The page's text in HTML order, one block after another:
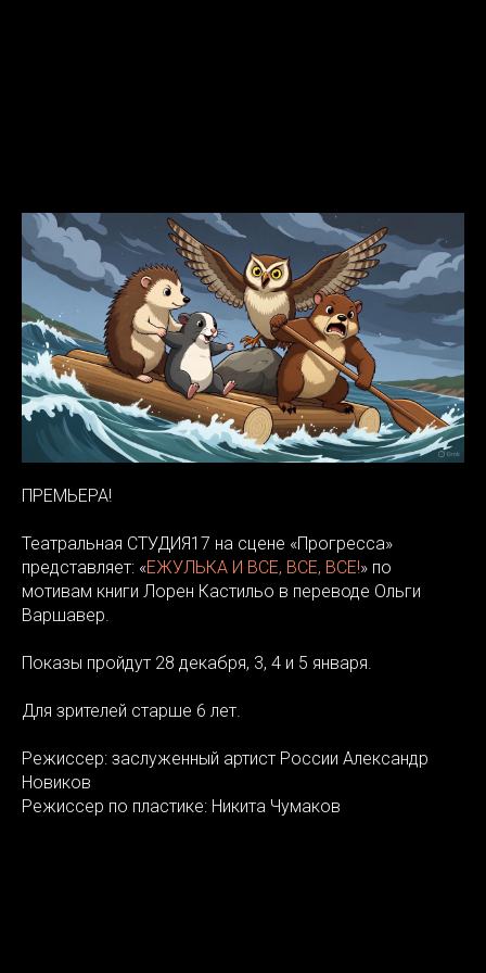
ПРЕМЬЕРА!
Театральная СТУДИЯ17 на сцене «Прогресса»
представляет: «ЕЖУЛЬКА И ВСЕ, ВСЕ, ВСЕ!» по
мотивам книги Лорен Кастильо в переводе Ольги
Варшавер.
Показы пройдут 28 декабря, 3, 4 и 5 января.
Для зрителей старше 6 лет.
Режиссер: заслуженный артист России Александр
Новиков
Режиссер по пластике: Никита Чумаков